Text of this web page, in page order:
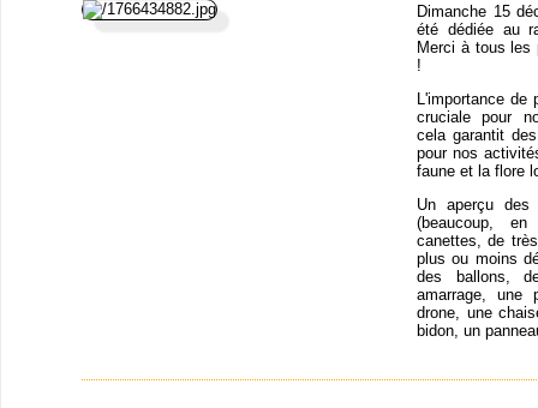
Dimanche 15
été dédiée au
Merci à tous les
!
L'importance
cruciale pour
cela garantit
pour nos
faune et la flore
Un aperçu
(beaucoup,
canettes, de
plus ou moins
des ballons,
amarrage, une
drone, une
bidon, un